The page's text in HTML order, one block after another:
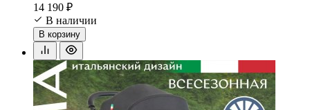
14 190 ₽
В наличии
В корзину